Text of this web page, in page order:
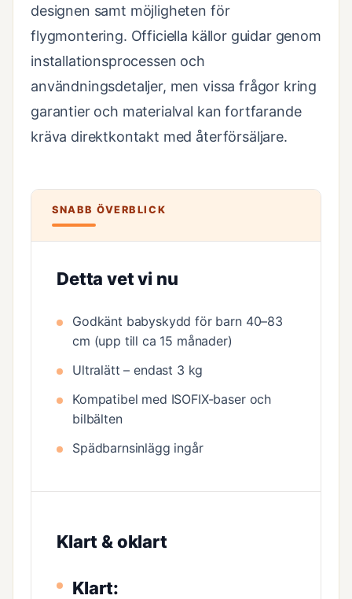
designen samt möjligheten för
flygmontering. Officiella källor guidar genom
installationsprocessen och
användningsdetaljer, men vissa frågor kring
garantier och materialval kan fortfarande
kräva direktkontakt med återförsäljare.
SNABB ÖVERBLICK
Detta vet vi nu
Godkänt babyskydd för barn 40–83
cm (upp till ca 15 månader)
Ultralätt – endast 3 kg
Kompatibel med ISOFIX-baser och
bilbälten
Spädbarnsinlägg ingår
Klart & oklart
Klart: